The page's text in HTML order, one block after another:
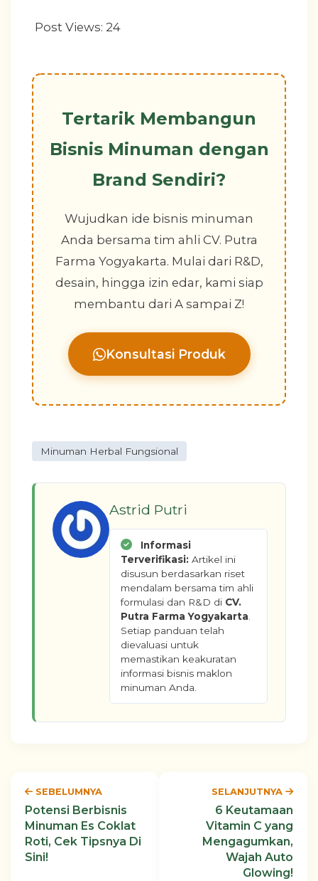
Post Views: 24
Tertarik Membangun
Bisnis Minuman dengan
Brand Sendiri?
Wujudkan ide bisnis minuman
Anda bersama tim ahli CV. Putra
Farma Yogyakarta. Mulai dari R&D,
desain, hingga izin edar, kami siap
membantu dari A sampai Z!
Konsultasi Produk
Minuman Herbal Fungsional
Astrid Putri
Informasi
Terverifikasi: Artikel ini
disusun berdasarkan riset
mendalam bersama tim ahli
formulasi dan R&D di CV.
Putra Farma Yogyakarta
Setiap panduan telah
dievaluasi untuk
memastikan keakuratan
informasi bisnis maklon
minuman Anda.
SEBELUMNYA
Potensi Berbisnis
Minuman Es Coklat
Roti, Cek Tipsnya Di
Sini!
SELANJUTNYA
6 Keutamaan
Vitamin C yang
Mengagumkan,
Wajah Auto
Glowing!